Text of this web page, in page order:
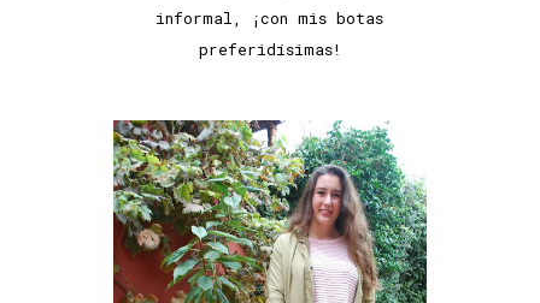
informal, ¡con mis botas
preferidísimas!